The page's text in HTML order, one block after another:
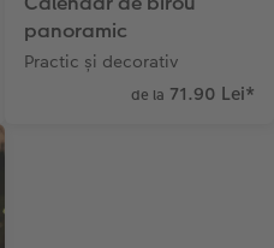
XXL
panoramic
Practic și decorativ
de la 71.90 Lei*